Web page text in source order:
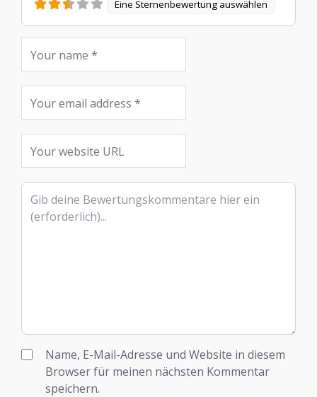
Eine Sternenbewertung auswählen
Rezensionstext
Name, E-Mail-Adresse und Website in diesem
Browser für meinen nächsten Kommentar
speichern.